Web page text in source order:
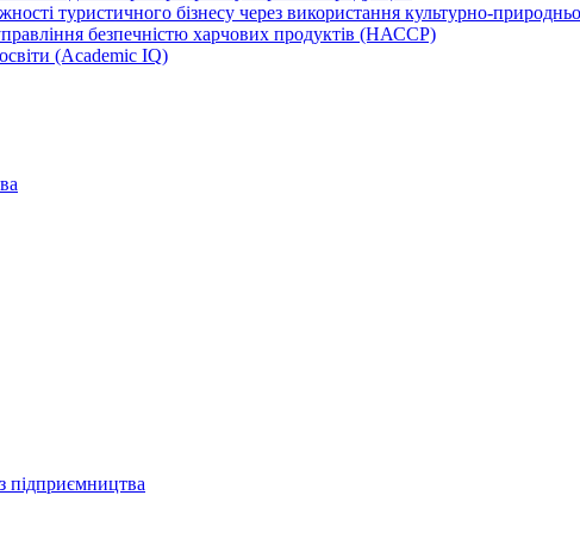
туристичного бізнесу через використання культурно-
безпечністю харчових продуктів (НАССР)
освіти (Academic IQ)
підприємництва